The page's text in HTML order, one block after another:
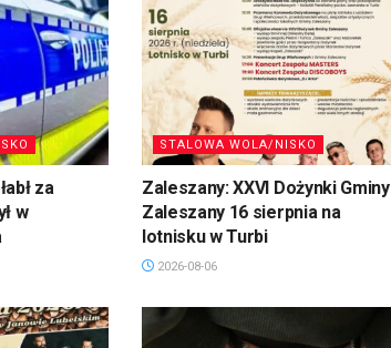
za
w
STALOWA WOLA/NISKO
Zaleszany: XXVI Dożynki Gminy
Zaleszany 16 sierpnia na
lotnisku w Turbi
2026-08-06